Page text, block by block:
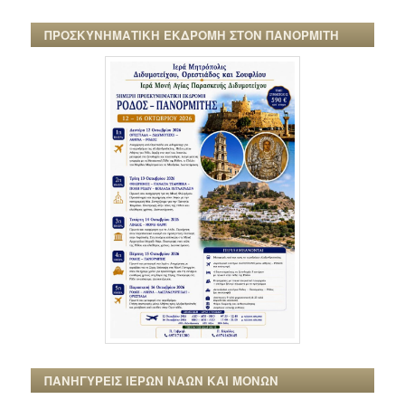
ΠΡΟΣΚΥΝΗΜΑΤΙΚΗ ΕΚΔΡΟΜΗ ΣΤΟΝ ΠΑΝΟΡΜΙΤΗ
ΠΑΝΗΓΥΡΕΙΣ ΙΕΡΩΝ ΝΑΩΝ ΚΑΙ ΜΟΝΩΝ